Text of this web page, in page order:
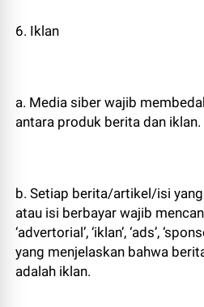
6. Iklan
a. Media siber wajib
antara produk berita dan iklan.
b. Setiap berita/artikel/isi
atau isi berbayar wajib
‘advertorial’, ‘iklan’, ‘ads’,
yang menjelaskan bahwa
adalah iklan.